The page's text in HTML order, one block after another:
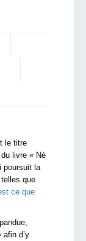
le titre
livre « Né
poursuit la
que
ce que
afin d’y